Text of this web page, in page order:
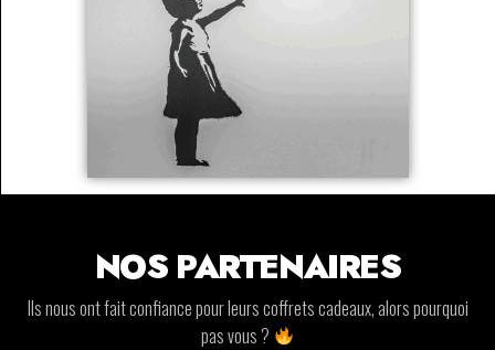
NOS PARTENAIRES
Ils nous ont fait confiance pour leurs coffrets cadeaux, alors pourquoi
pas vous ?